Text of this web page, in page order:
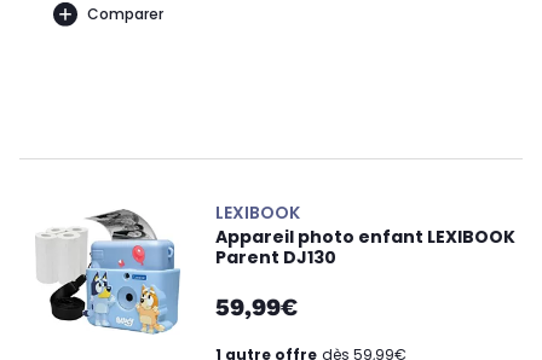
Comparer
LEXIBOOK
Appareil photo enfant LEXIBOOK
Parent DJ130
59,99€
1 autre offre dès 59,99€